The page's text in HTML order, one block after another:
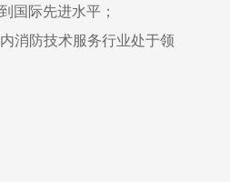
国际先进水平；
消防技术服务行业处于领